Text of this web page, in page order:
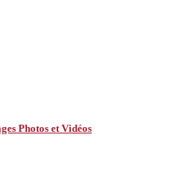
Photos et Vidéos